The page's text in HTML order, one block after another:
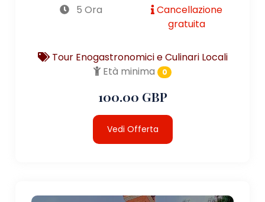
5 Ora
Cancellazione
gratuita
Tour Enogastronomici e Culinari Locali
Età minima
0
100.00 GBP
Vedi Offerta